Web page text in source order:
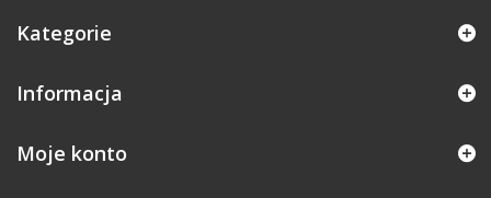
Kategorie
Informacja
Moje konto